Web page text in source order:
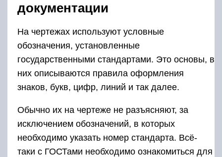
документации
На чертежах используют условные
обозначения, установленные
государственными стандартами. Это основы, в
них описываются правила оформления
знаков, букв, цифр, линий и так далее.
Обычно их на чертеже не разъясняют, за
исключением обозначений, в которых
необходимо указать номер стандарта. Всё-
таки с ГОСТами необходимо ознакомиться для